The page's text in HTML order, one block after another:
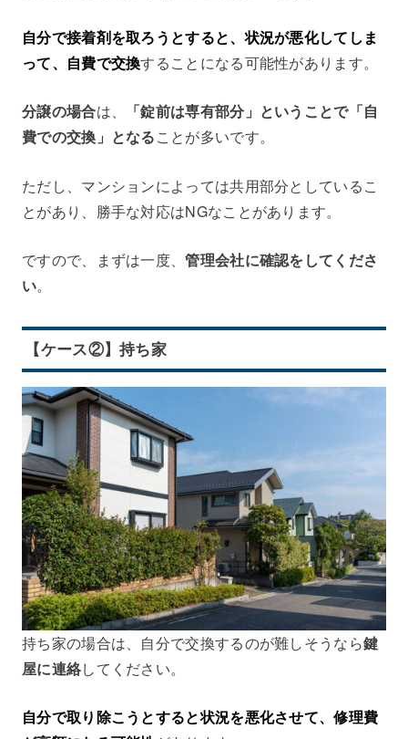
自分で接着剤を取ろうとすると、状況が悪化してしま
って、自費で交換することになる可能性があります。
分譲の場合は、
「錠前は専有部分」ということで「自
費での交換」となることが多いです。
ただし、マンションによっては共用部分としているこ
とがあり、勝手な対応はNGなことがあります。
ですので、まずは一度、管理会社に確認をしてくださ
い。
【ケース②】持ち家
持ち家の場合は、自分で交換するのが難しそうなら鍵
屋に連絡してください。
自分で取り除こうとすると状況を悪化させて、修理費